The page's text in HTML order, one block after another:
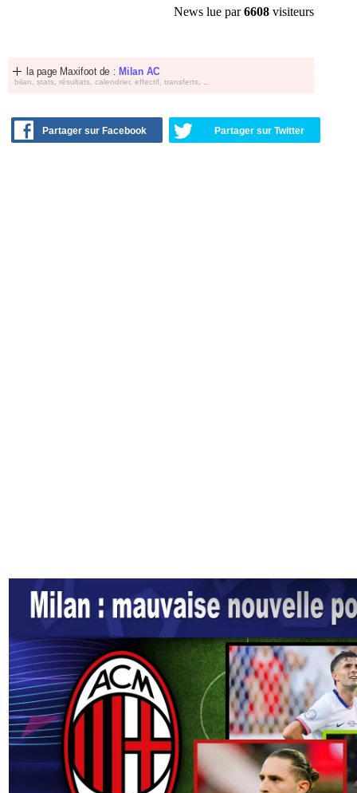
News lue par6608 visiteurs
la page Maxifoot de : Milan AC
bilan, stats, résultats, calendrier, effectif, transferts, ...
Partager sur Facebook Partager sur Twitter